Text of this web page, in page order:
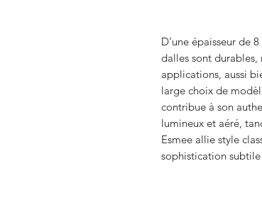
D'une épaisseur de
dalles sont
applications, aussi
large choix de
contribue à son
lumineux et aéré,
Esmee allie style
sophistication subtile